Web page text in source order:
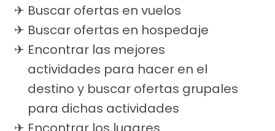
Buscar ofertas en vuelos
Buscar ofertas en hospedaje
Encontrar las mejores
actividades para hacer en el
destino y buscar ofertas grupales
para dichas actividades